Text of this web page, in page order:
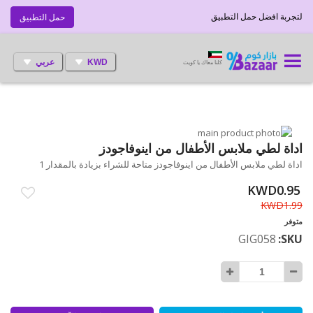
حمل التطبيق لتجربة افضل حمل التطبيق
KWD عربي كلنا معاك يا كويت
انتقل
إلى
النهاية
معرض
الصور
تخطي
إلى
معرض
الصور
اداة لطي ملابس الأطفال من اينوفاجودز
اداة لطي ملابس الأطفال من اينوفاجودز متاحة للشراء بزيادة بالمقدار 1
KWD0.95
KWD1.99
متوفر
SKU
GIG058